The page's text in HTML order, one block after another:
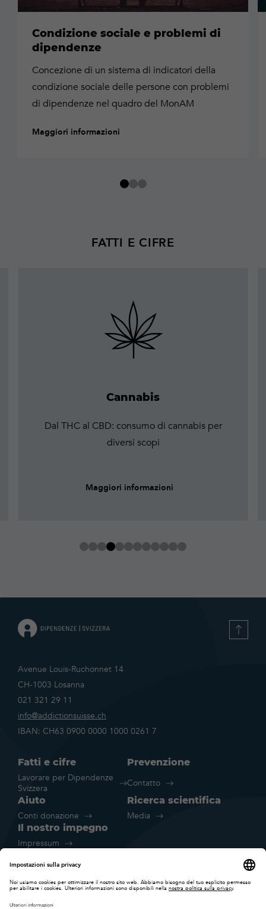
Condizione sociale e problemi di
dipendenze
Concezione di un sistema di indicatori della
condizione sociale delle persone con problemi
di dipendenze nel quadro del MonAM
Maggiori informazioni
FATTI E CIFRE
Cannabis
Dal THC al CBD: consumo di cannabis per
diversi scopi
Maggiori informazioni
Avenue Louis-Ruchonnet 14
CH-1003 Losanna
021 321 29 11
info@addictionsuisse.ch
IBAN: CH63 0900 0000 1000 0261 7
Fatti e cifre
Lavorare per Dipendenze
Svizzera
Prevenzione
Contatto
Aiuto
Conti donazione
Ricerca scientifica
Media
Il nostro impegno
Impressum